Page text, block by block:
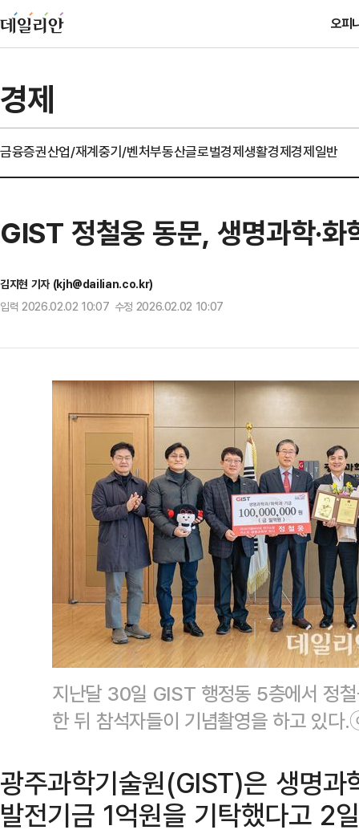
오피
경제
금융증권산업/재계중기/벤처부동산글로벌경제생활경제경제일반
GIST 정철웅 동문, 생명과학·
김지현 기자 (kjh@dailian.co.kr)
입력 2026.02.02 10:07 수정 2026.02.02 10:07
지난달 30일 GIST 행정동 5층에서 정
한 뒤 참석자들이 기념촬영을 하고 있
광주과학기술원(GIST)은 생명
발전기금 1억원을 기탁했다고 2